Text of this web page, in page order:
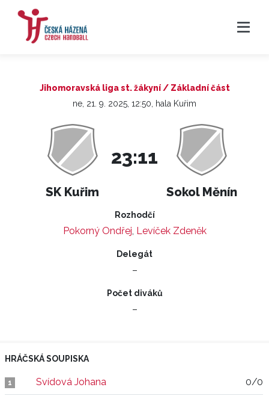
Jihomoravská liga st. žákyní / Základní část
ne, 21. 9. 2025, 12:50, hala Kuřim
SK Kuřim
23:11
Sokol Měnín
Rozhodčí
Pokorný Ondřej, Levíček Zdeněk
Delegát
–
Počet diváků
–
HRÁČSKÁ SOUPISKA
1 Svídová Johana 0/0